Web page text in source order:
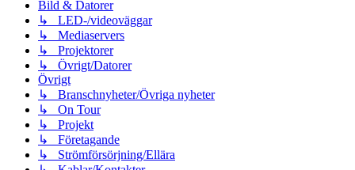
Bild & Datorer
↳ LED-/videoväggar
↳ Mediaservers
↳ Projektorer
↳ Övrigt/Datorer
Övrigt
↳ Branschnyheter/Övriga nyheter
↳ On Tour
↳ Projekt
↳ Företagande
↳ Strömförsörjning/Ellära